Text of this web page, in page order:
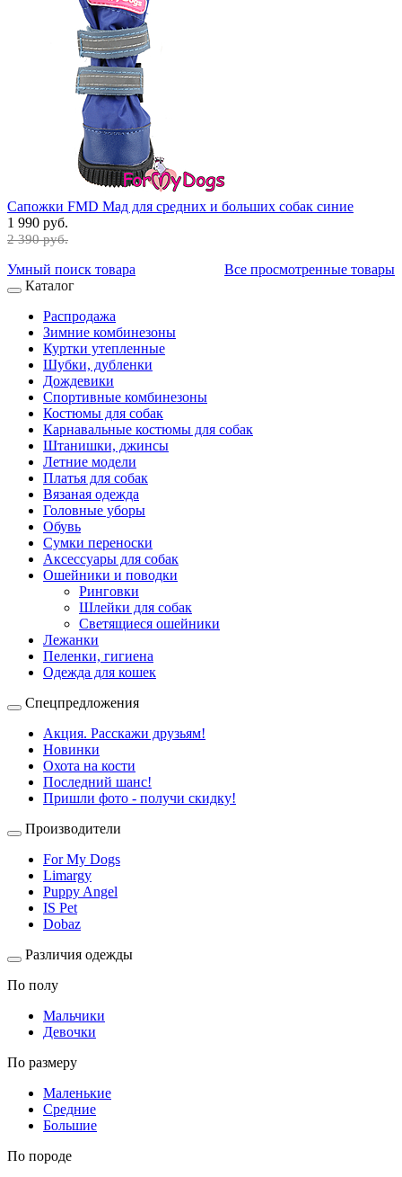
Сапожки FMD Мад для средних и больших собак синие
1 990 руб.
2 390 руб.
Все просмотренные товары
Умный поиск товара
Каталог
Распродажа
Зимние комбинезоны
Куртки утепленные
Шубки, дубленки
Дождевики
Спортивные комбинезоны
Костюмы для собак
Карнавальные костюмы для собак
Штанишки, джинсы
Летние модели
Платья для собак
Вязаная одежда
Головные уборы
Обувь
Сумки переноски
Аксессуары для собак
Ошейники и поводки
Ринговки
Шлейки для собак
Светящиеся ошейники
Лежанки
Пеленки, гигиена
Одежда для кошек
Спецпредложения
Акция. Расскажи друзьям!
Новинки
Охота на кости
Последний шанс!
Пришли фото - получи скидку!
Производители
For My Dogs
Limargy
Puppy Angel
IS Pet
Dobaz
Различия одежды
По полу
Мальчики
Девочки
По размеру
Маленькие
Средние
Большие
По породе